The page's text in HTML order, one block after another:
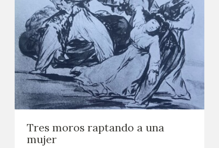
CONTACT
EXPOSICIONES
ACTUALIDAD
Tres moros raptando a una
mujer